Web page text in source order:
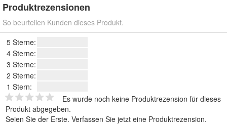
Produktrezensionen
So beurteilen Kunden dieses Produkt.
5 Sterne:
4 Sterne:
3 Sterne:
2 Sterne:
1 Stern:
Es wurde noch keine Produktrezension für dieses
Produkt abgegeben.
Seien Sie der Erste. Verfassen Sie jetzt eine Produktrezension.